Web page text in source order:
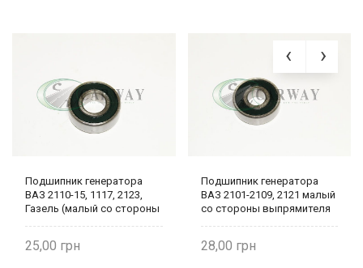
Подшипник генератора
ВАЗ 2110-15, 1117, 2123,
Газель (малый со стороны
25,00
Подшипник генератора
ВАЗ 2101-2109, 2121 малый
со стороны выпрямителя
28,00